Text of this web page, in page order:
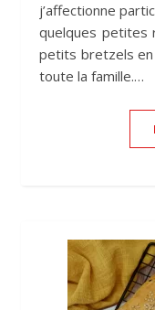
j’affectionne
quelques petites
petits bretzels
toute la famille.…